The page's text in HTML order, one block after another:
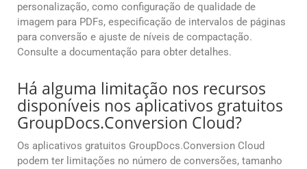
personalização, como configuração de qualidade de
imagem para PDFs, especificação de intervalos de páginas
para conversão e ajuste de níveis de compactação.
Consulte a documentação para obter detalhes.
Há alguma limitação nos recursos
disponíveis nos aplicativos gratuitos
GroupDocs.Conversion Cloud?
Os aplicativos gratuitos GroupDocs.Conversion Cloud
podem ter limitações no número de conversões, tamanho